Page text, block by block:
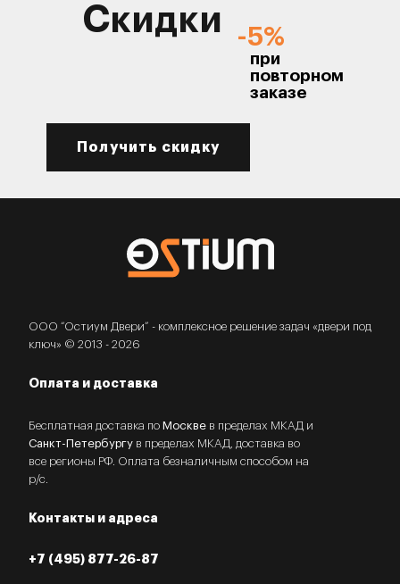
Скидки -5%
при
повторном
заказе
Получить скидку
ООО “Остиум Двери” - комплексное решение задач «двери под
ключ» © 2013 - 2026
Оплата и доставка
Бесплатная доставка по Москве в пределах МКАД и
Санкт-Петербургу в пределах МКАД, доставка во
все регионы РФ. Оплата безналичным способом на
р/с.
Контакты и адреса
+7 (495) 877-26-87